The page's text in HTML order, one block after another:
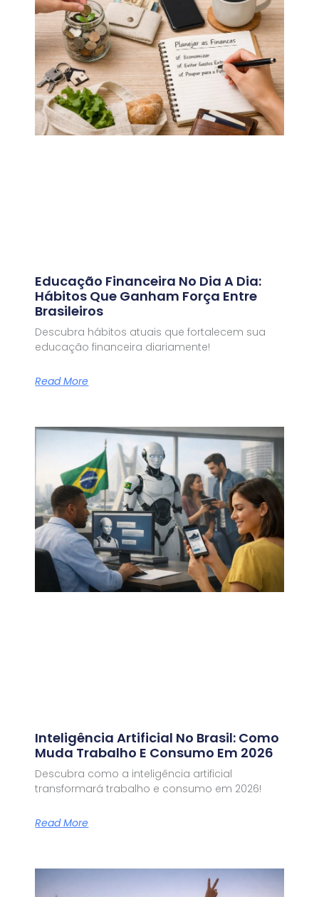
Educação Financeira No Dia A Dia:
Hábitos Que Ganham Força Entre
Brasileiros
Descubra hábitos atuais que fortalecem sua
educação financeira diariamente!
Read More
Inteligência Artificial No Brasil: Como
Muda Trabalho E Consumo Em 2026
Descubra como a inteligência artificial
transformará trabalho e consumo em 2026!
Read More